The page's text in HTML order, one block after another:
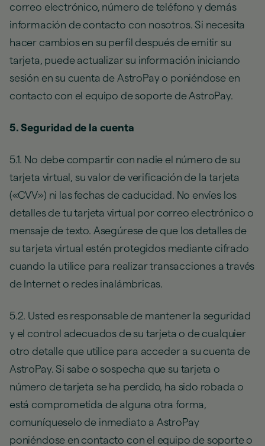
correo electrónico, número de teléfono y demás
información de contacto con nosotros. Si necesita
hacer cambios en su perfil después de emitir su
tarjeta, puede actualizar su información iniciando
sesión en su cuenta de AstroPay o poniéndose en
contacto con el equipo de soporte de AstroPay.
5. Seguridad de la cuenta
5.1. No debe compartir con nadie el número de su
tarjeta virtual, su valor de verificación de la tarjeta
(«CVV») ni las fechas de caducidad. No envíes los
detalles de tu tarjeta virtual por correo electrónico o
mensaje de texto. Asegúrese de que los detalles de
su tarjeta virtual estén protegidos mediante cifrado
cuando la utilice para realizar transacciones a través
de Internet o redes inalámbricas.
5.2. Usted es responsable de mantener la seguridad
y el control adecuados de su tarjeta o de cualquier
otro detalle que utilice para acceder a su cuenta de
AstroPay. Si sabe o sospecha que su tarjeta o
número de tarjeta se ha perdido, ha sido robada o
está comprometida de alguna otra forma,
comuníqueselo de inmediato a AstroPay
poniéndose en contacto con el equipo de soporte o